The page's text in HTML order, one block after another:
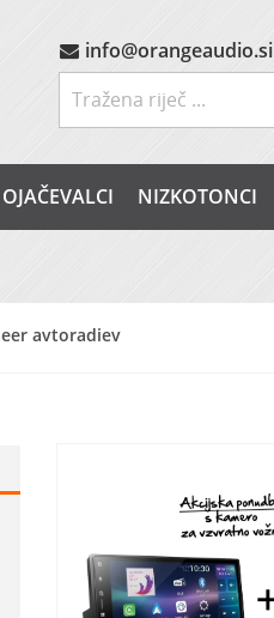
info@orangeaudio.si
OJAČEVALCI NIZKOTONCI
avtoradiev